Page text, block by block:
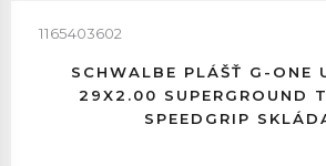
1165403602
SCHWALBE PLÁŠŤ G-ONE
29X2.00 SUPERGROUND
SPEEDGRIP